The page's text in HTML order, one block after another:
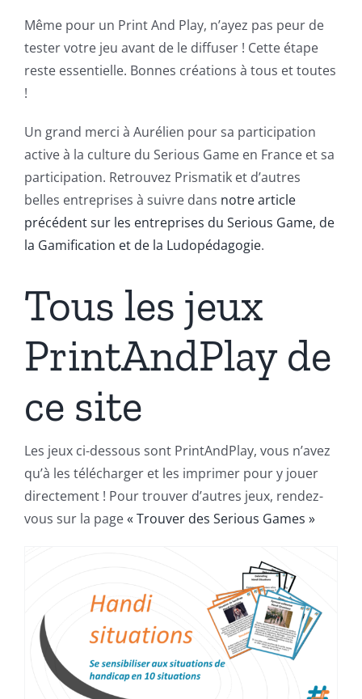
Même pour un Print And Play, n’ayez pas peur de
tester votre jeu avant de le diffuser ! Cette étape
reste essentielle. Bonnes créations à tous et toutes
!
Un grand merci à Aurélien pour sa participation
active à la culture du Serious Game en France et sa
participation. Retrouvez Prismatik et d’autres
belles entreprises à suivre dans notre article
précédent sur les entreprises du Serious Game, de
la Gamification et de la Ludopédagogie.
Tous les jeux
PrintAndPlay de
ce site
Les jeux ci-dessous sont PrintAndPlay, vous n’avez
qu’à les télécharger et les imprimer pour y jouer
directement ! Pour trouver d’autres jeux, rendez-
vous sur la page« Trouver des Serious Games »